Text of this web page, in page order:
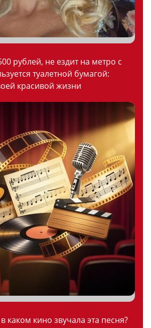
рублей, не ездит на метро с
туалетной бумагой:
красивой жизни
каком кино звучала эта песня?